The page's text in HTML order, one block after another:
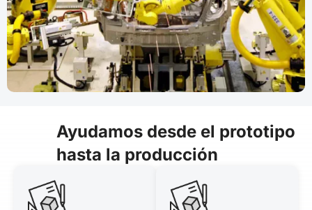
Ayudamos desde el prototipo
hasta la producción